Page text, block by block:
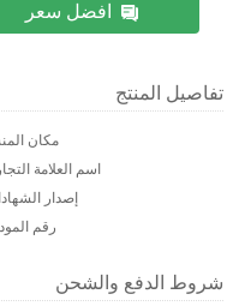
افضل سعر
تفاصيل المنتج
مكان
اسم العلامة
إصدار
رقم
شروط الدفع والشحن